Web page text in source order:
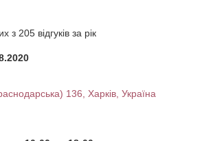
з 205 відгуків за рік
136, Харків, Україна